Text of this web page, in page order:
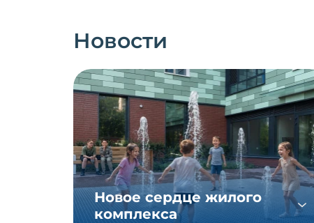
Новости
Новое сердце жилого
комплекса